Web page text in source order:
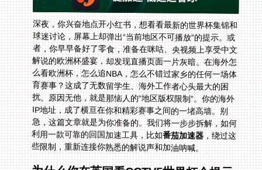
深夜，你兴奋地点开小红书，想看看最新的世界杯集锦和
球迷讨论，屏幕上却弹出“当前地区不可播放”的提示。或
者，你早早备好了零食，准备在咪咕、央视频上享受中文
解说的欧洲杯盛宴，却发现直播页面一片灰暗。在海外怎
么看欧洲杯，怎么追NBA，怎么不错过家乡的任何一场体
育赛事？这成了无数留学生、海外工作者心头最大的困
扰。原因无他，就是那恼人的“地区版权限制”。你的海外
IP地址，成了横亘在你和精彩赛事之间的一堵高墙。别
急，这篇文章就是为你准备的。我们将一步步拆解，如何
利用一款可靠的回国加速工具，比如番茄加速器，绕过这
些限制，重新连接你熟悉的解说声和加油呐喊。